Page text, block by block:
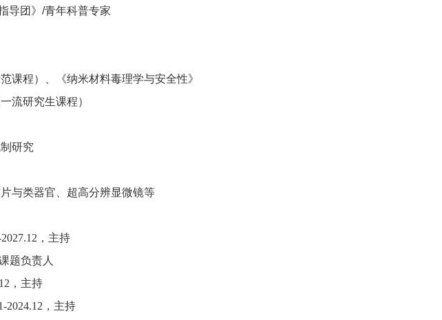
团》/青年科普专家
课程）、
《纳米材料毒理学与安全性》
流研究生课程）
研究
与类器官、超高分辨显微镜等
，主持
题负责人
，主持
2024.12，主持